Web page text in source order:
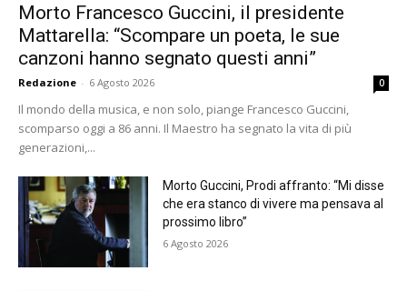
Morto Francesco Guccini, il presidente
Mattarella: “Scompare un poeta, le sue
canzoni hanno segnato questi anni”
Redazione - 6 Agosto 2026 0
Il mondo della musica, e non solo, piange Francesco Guccini,
scomparso oggi a 86 anni. Il Maestro ha segnato la vita di più
generazioni,...
Morto Guccini, Prodi affranto: “Mi disse
che era stanco di vivere ma pensava al
prossimo libro”
6 Agosto 2026